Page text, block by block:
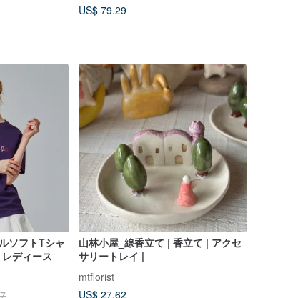
US$ 79.29
ソフトTシャ
ディース
山林小屋_線香立て | 香立て | アクセ
サリートレイ |
mtflorist
US$ 27.62